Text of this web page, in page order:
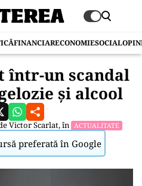
FINANCIARECONOMIESOCIAL
într-un scandal
şi alcool
Victor Scarlat, în ACTUALITATE
preferată în Google